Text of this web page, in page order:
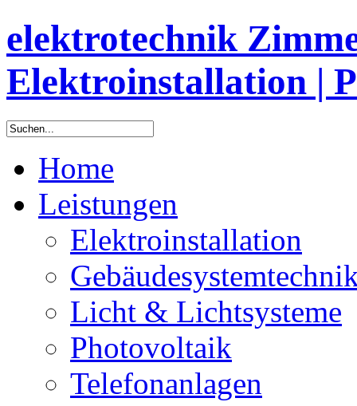
elektrotechnik
Elektroinstallation |
Home
Leistungen
Elektroinstallation
Licht & Lichtsysteme
Photovoltaik
Telefonanlagen